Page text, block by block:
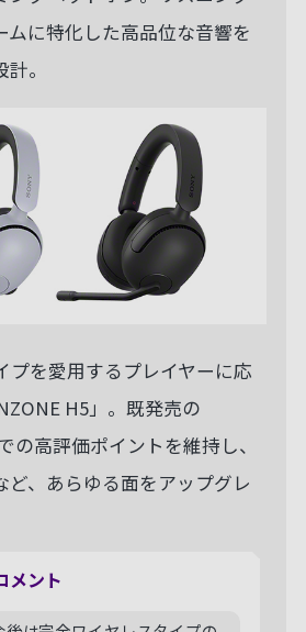
ムに特化した高品位な音響を
。
プを愛用するプレイヤーに応
H5」。既発売の
の高評価ポイントを維持し、
ど、あらゆる面をアップグレ
メント